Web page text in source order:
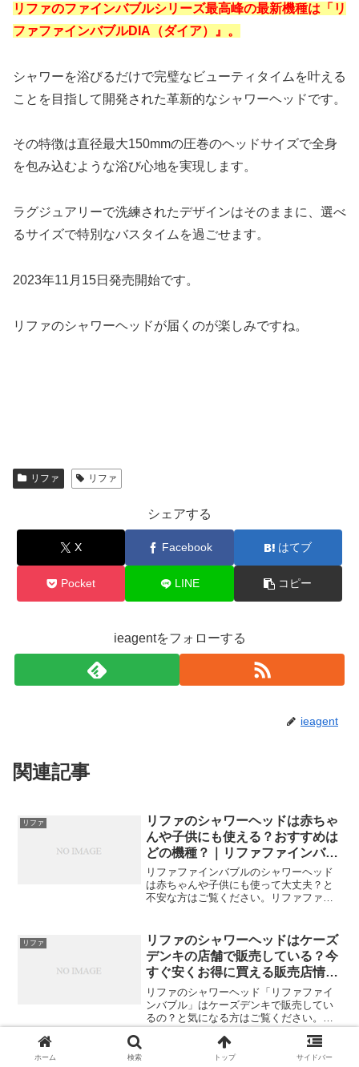
リファのファインバブルシリーズ最高峰の最新機種は「リ
ファファインバブルDIA（ダイア）』。
シャワーを浴びるだけで完璧なビューティタイムを叶える
ことを目指して開発された革新的なシャワーヘッドです。
その特徴は直径最大150mmの圧巻のヘッドサイズで全身
を包み込むような浴び心地を実現します。
ラグジュアリーで洗練されたデザインはそのままに、選べ
るサイズで特別なバスタイムを過ごせます。
2023年11月15日発売開始です。
リファのシャワーヘッドが届くのが楽しみですね。
リファ リファ
シェアする
X Facebook はてブ
Pocket LINE コピー
ieagentをフォローする
ieagent
関連記事
リファ
リファのシャワーヘッドは赤ちゃ
んや子供にも使える？おすすめは
どの機種？｜リファファインバブ
ル・refa
リファファインバブルのシャワーヘッド
は赤ちゃんや子供にも使って大丈夫？と
不安な方はご覧ください。リファファイ
使い方・お得な販売店をご紹介します。
リファ
リファのシャワーヘッドはケーズ
デンキの店舗で販売している？今
すぐ安くお得に買える販売店情報
｜リファファインバブル・refa
リファのシャワーヘッド「リファファイ
ンバブル」はケーズデンキで販売してい
るの？と気になる方はご覧ください。こ
こではリファのシャワーヘッドを販売し
ているケーズデンキの店舗や、今すぐ確
実に買えるおすすめの販売店をご紹介し
リファ リファのシャワーヘッドは水漏れ
ホーム 検索 トップ サイドバー